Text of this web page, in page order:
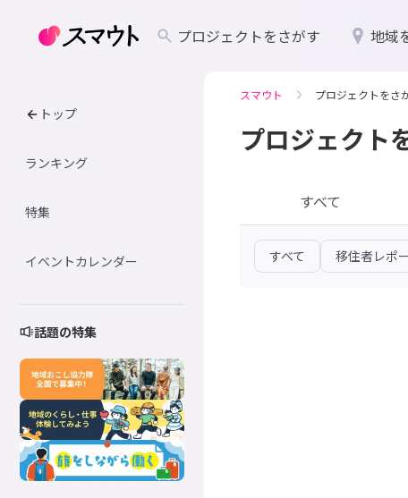
プロジェクトをさがす 地域
トップ
ランキング
特集
イベントカレンダー
話題の特集
スマウト プロジェクトをさ
プロジェクト
すべて
すべて 移住者レポ